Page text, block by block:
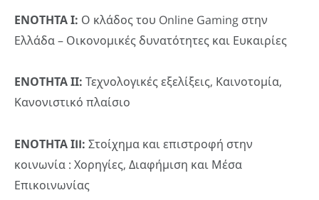
ΕΝΟΤΗΤΑ Ι: Ο κλάδος του Online Gaming στην
Ελλάδα – Οικονομικές δυνατότητες και Ευκαιρίες
ΕΝΟΤΗΤΑ ΙΙ: Τεχνολογικές εξελίξεις, Καινοτομία,
Κανονιστικό πλαίσιο
ΕΝΟΤΗΤΑ ΙII: Στοίχημα και επιστροφή στην
κοινωνία : Χορηγίες, Διαφήμιση και Μέσα
Επικοινωνίας